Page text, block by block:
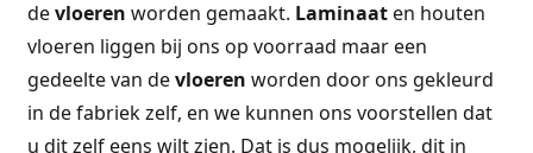
devloeren worden gemaakt. Laminaaten houten
vloeren liggen bij ons op voorraad maar een
gedeelte van devloeren worden door ons gekleurd
in de fabriek zelf, en we kunnen ons voorstellen dat
u dit zelf eens wilt zien. Dat is dus mogelijk, dit in